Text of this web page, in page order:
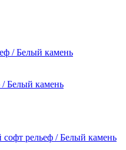
/ Белый камень